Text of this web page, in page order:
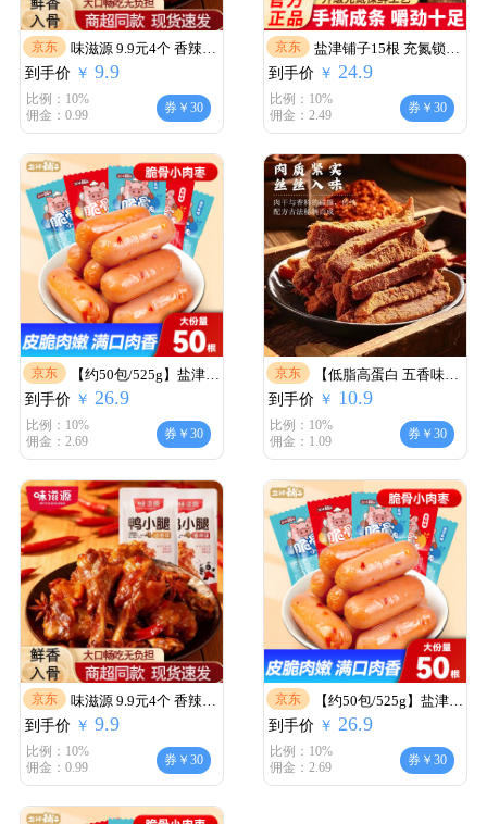
京东
味滋源 9.9元4个 香辣卤
香 鸭小腿
到手价 ￥ 9.9
比例：10%
佣金：0.99
券￥30
京东
盐津铺子15根 充氮锁鲜
手撕烤脖
到手价 ￥ 24.9
比例：10%
佣金：2.49
券￥30
京东
【约50包/525g】盐津铺
子肉枣脆骨小香肠
到手价 ￥ 26.9
比例：10%
佣金：2.69
券￥30
京东
【低脂高蛋白 五香味原
切手撕肉条】
到手价 ￥ 10.9
比例：10%
佣金：1.09
券￥30
京东
味滋源 9.9元4个 香辣卤
香 鸭小腿
到手价 ￥ 9.9
比例：10%
佣金：0.99
券￥30
京东
【约50包/525g】盐津铺
子肉枣脆骨小香肠
到手价 ￥ 26.9
比例：10%
佣金：2.69
券￥30